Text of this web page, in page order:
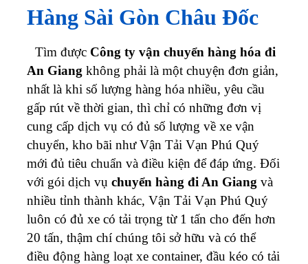
Hàng Sài Gòn Châu Đốc
Tìm được Công ty vận chuyển hàng hóa đi
An Giang không phải là một chuyện đơn giản,
nhất là khi số lượng hàng hóa nhiều, yêu cầu
gấp rút về thời gian, thì chỉ có những đơn vị
cung cấp dịch vụ có đủ số lượng về xe vận
chuyển, kho bãi như Vận Tải Vạn Phú Quý
mới đủ tiêu chuẩn và điều kiện để đáp ứng. Đối
với gói dịch vụ chuyển hàng đi An Giang và
nhiều tỉnh thành khác, Vận Tải Vạn Phú Quý
luôn có đủ xe có tải trọng từ 1 tấn cho đến hơn
20 tấn, thậm chí chúng tôi sở hữu và có thể
điều động hàng loạt xe container, đầu kéo có tải